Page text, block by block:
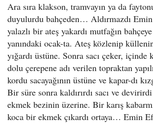
Ara sıra klakson, tramvayın ya da
duyulurdu bahçeden… Aldırmazdı
yalazlı bir ateş yakardı mutfağın bahçeye
yanındaki ocak-ta. Ateş közlenip
yığardı üstüne. Sonra sacı çeker, içinde
dolu çerepene adı verilen topraktan
kordu sacayağının üstüne ve kapar-dı
Bir süre sonra kaldırırdı sacı ve
ekmek bezinin üzerine. Bir karış
koca bir ekmek çıkardı ortaya… Emin